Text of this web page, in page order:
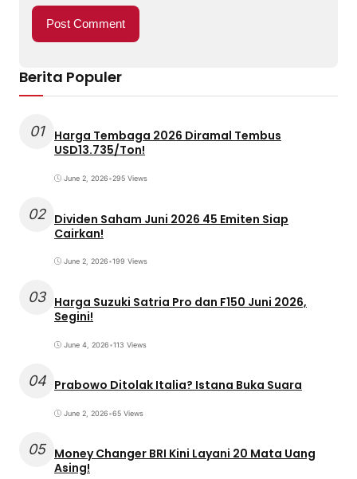
Berita Populer
01
Harga Tembaga 2026 Diramal Tembus
USD13.735/Ton!
June 2, 2026•295 Views
02 Dividen Saham Juni 2026 45 Emiten Siap
Cairkan!
June 2, 2026•199 Views
03 Harga Suzuki Satria Pro dan F150 Juni 2026,
Segini!
June 4, 2026•113 Views
04 Prabowo Ditolak Italia? Istana Buka Suara
June 2, 2026•65 Views
05 Money Changer BRI Kini Layani 20 Mata Uang
Asing!